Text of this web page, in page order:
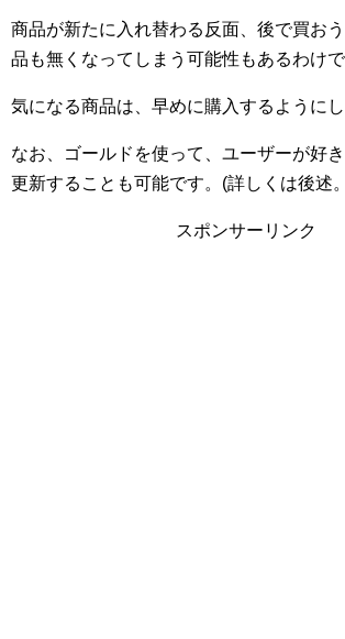
商品が新たに入れ替わる反面、後で買お
品も無くなってしまう可能性もあるわけで
気になる商品は、早めに購入するようにし
なお、ゴールドを使って、ユーザーが好
更新することも可能です。(詳しくは後述
スポンサーリンク